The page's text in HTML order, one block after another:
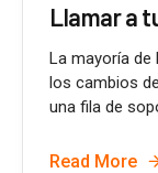
Llamar a
La mayoría de
los cambios
una fila de
Read More